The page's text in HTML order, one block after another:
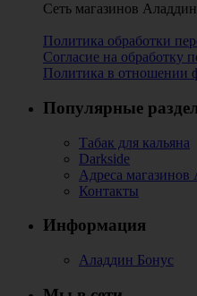
Сеть магазинов
Политика обработки
Согласие на обработку
Политика в отношении
Популярные
Табак для кальяна
Darkside
Адреса магазинов
Контакты
Информация
Аладдин Бонус